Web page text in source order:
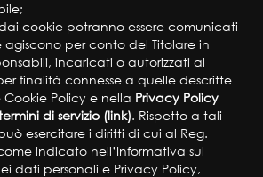
cookie potranno essere comunicati
per conto del Titolare in
incaricati o autorizzati al
finalità connesse a quelle descritte
Policy e nella Privacy Policy
di servizio (link). Rispetto a tali
esercitare i diritti di cui al Reg.
indicato nell’Informativa sul
dati personali e Privacy Policy,